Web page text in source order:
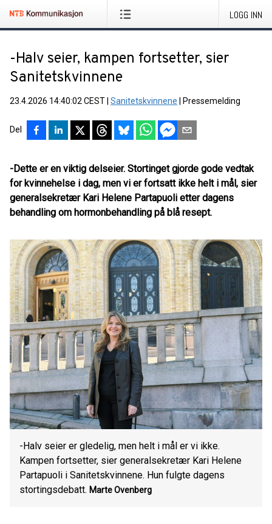
LOGG INN
-Halv seier, kampen fortsetter, sier
Sanitetskvinnene
23.4.2026 14:40:02 CEST Sanitetskvinnene Pressemelding
Del
-Dette er en viktig delseier. Stortinget gjorde gode vedtak
for kvinnehelse i dag, men vi er fortsatt ikke helt i mål, sier
generalsekretær Kari Helene Partapuoli etter dagens
behandling om hormonbehandling på blå resept.
-Halv seier er gledelig, men helt i mål er vi ikke.
Kampen fortsetter, sier generalsekretær Kari Helene
Partapuoli i Sanitetskvinnene. Hun fulgte dagens
stortingsdebatt. Marte Ovenberg